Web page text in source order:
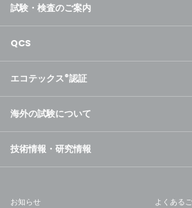
試験・検査のご案内
QCS
エコテックス®認証
海外の試験について
技術情報・研究情報
お知らせ よくある